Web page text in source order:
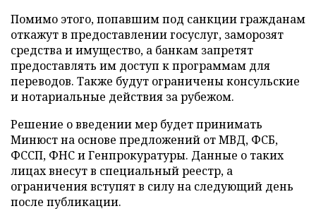
Помимо этого, попавшим под санкции гражданам
откажут в предоставлении госуслуг, заморозят
средства и имущество, а банкам запретят
предоставлять им доступ к программам для
переводов. Также будут ограничены консульские
и нотариальные действия за рубежом.
Решение о введении мер будет принимать
Минюст на основе предложений от МВД, ФСБ,
ФССП, ФНС и Генпрокуратуры. Данные о таких
лицах внесут в специальный реестр, а
ограничения вступят в силу на следующий день
после публикации.